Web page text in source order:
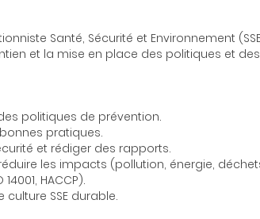
Santé, Sécurité et Environnement
et la mise en place des politiques et
politiques de prévention.
pratiques.
et rédiger des rapports.
les impacts (pollution, énergie,
HACCP).
SSE durable.